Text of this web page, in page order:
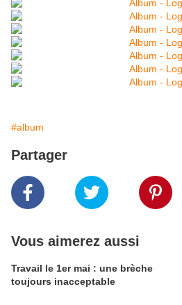
#album
Partager
Vous aimerez aussi
Travail le 1er mai : une brèche
toujours inacceptable